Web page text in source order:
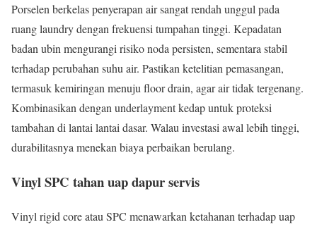
Porselen berkelas penyerapan air sangat rendah unggul pada
ruang laundry dengan frekuensi tumpahan tinggi. Kepadatan
badan ubin mengurangi risiko noda persisten, sementara stabil
terhadap perubahan suhu air. Pastikan ketelitian pemasangan,
termasuk kemiringan menuju floor drain, agar air tidak tergenang.
Kombinasikan dengan underlayment kedap untuk proteksi
tambahan di lantai lantai dasar. Walau investasi awal lebih tinggi,
durabilitasnya menekan biaya perbaikan berulang.
Vinyl SPC tahan uap dapur servis
Vinyl rigid core atau SPC menawarkan ketahanan terhadap uap